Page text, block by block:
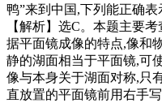
鸭”来到中国,下列能正确
【解析】选C。本题主要
据平面镜成像的特点,像和
静的湖面相当于平面镜,可
像与本身关于湖面对称,只
直放置的平面镜前用右手